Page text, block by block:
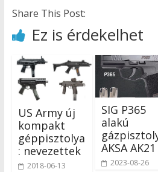
Share This Post:
Ez is érdekelhet
US Army új
kompakt
géppisztolya
: nevezettek
2018-06-13
SIG P365
alakú
AKSA AK21
2023-08-26